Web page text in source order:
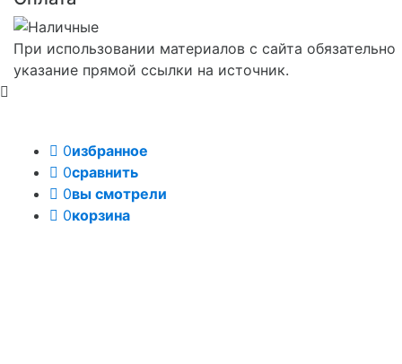
При использовании материалов с сайта обязательно
указание прямой ссылки на источник.
0избранное
0сравнить
0вы смотрели
0корзина